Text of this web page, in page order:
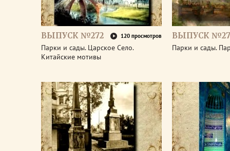
ВЫПУСК №272 120 просмотров
Парки и сады. Царское Село.
Китайские мотивы
ВЫПУСК
Парки и сады.